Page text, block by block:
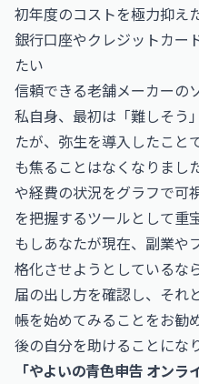
初年度のコストを極力抑え
銀行口座やクレジットカー
たい
信頼できる老舗メーカーの
私自身、最初は「難しそう
たが、弥生を導入したこと
も焦ることはなくなりまし
や経費の状況をグラフで可
を把握するツールとして重
もしあなたが現在、副業や
格化させようとしているな
届の出し方を確認し、それ
帳を始めてみることをお勧
後の自分を助けることにな
「やよいの青色申告 オン